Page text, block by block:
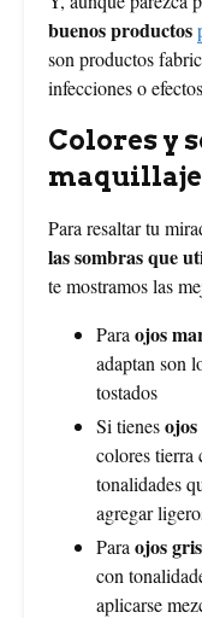
buenos productos
son productos
infecciones o
Colores y
maquillaje
Para resaltar tu
las sombras que
te mostramos las
Para ojos
adaptan son
tostados
Si tienesojos
colores tierra
tonalidades
agregar
Para ojos
con
aplicarse